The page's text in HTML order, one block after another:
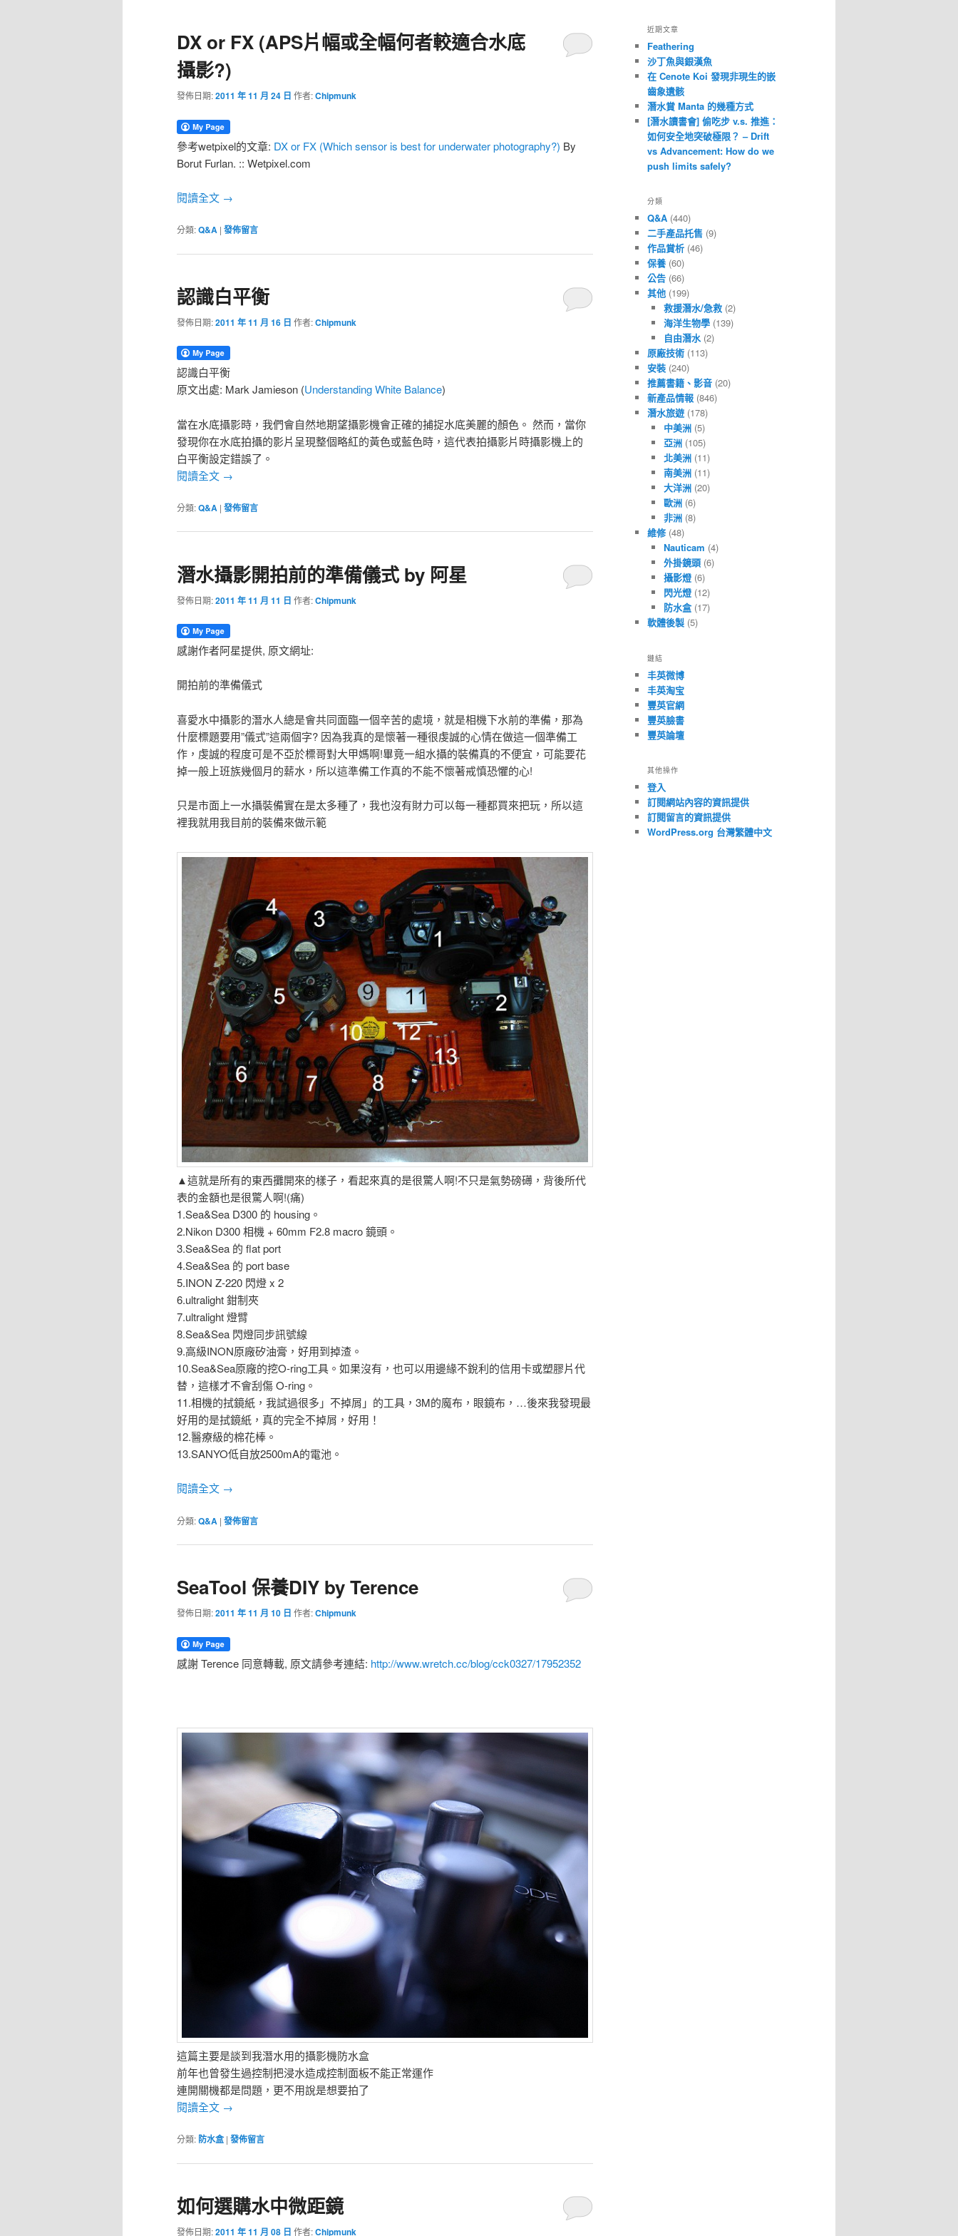
DX or FX (APS片幅或全幅何者較適合水底
攝影?)
發佈日期:2011 年 11 月 24 日 作者:Chipmunk
參考wetpixel的文章: DX or FX (Which sensor is best for underwater photography?) By
Borut Furlan. :: Wetpixel.com
閱讀全文 →
分類:Q&A | 發佈留言
認識白平衡
發佈日期:2011 年 11 月 16 日 作者:Chipmunk
認識白平衡
原文出處: Mark Jamieson (Understanding White Balance)
當在水底攝影時，我們會自然地期望攝影機會正確的捕捉水底美麗的顏色。 然而，當你
發現你在水底拍攝的影片呈現整個略紅的黃色或藍色時，這代表拍攝影片時攝影機上的
白平衡設定錯誤了。
閱讀全文 →
分類:Q&A | 發佈留言
潛水攝影開拍前的準備儀式 by 阿星
發佈日期:2011 年 11 月 11 日 作者:Chipmunk
感謝作者阿星提供, 原文網址:
開拍前的準備儀式
喜愛水中攝影的潛水人總是會共同面臨一個辛苦的處境，就是相機下水前的準備，那為
什麼標題要用”儀式”這兩個字? 因為我真的是懷著一種很虔誠的心情在做這一個準備工
作，虔誠的程度可是不亞於標哥對大甲媽啊!畢竟一組水攝的裝備真的不便宜，可能要花
掉一般上班族幾個月的薪水，所以這準備工作真的不能不懷著戒慎恐懼的心!
只是市面上一水攝裝備實在是太多種了，我也沒有財力可以每一種都買來把玩，所以這
裡我就用我目前的裝備來做示範
▲這就是所有的東西攤開來的樣子，看起來真的是很驚人啊!不只是氣勢磅礡，背後所代
表的金額也是很驚人啊!(痛)
1.Sea&Sea D300 的 housing。
2.Nikon D300 相機 + 60mm F2.8 macro 鏡頭。
3.Sea&Sea 的 flat port
4.Sea&Sea 的 port base
5.INON Z-220 閃燈 x 2
6.ultralight 鉗制夾
7.ultralight 燈臂
8.Sea&Sea 閃燈同步訊號線
9.高級INON原廠矽油膏，好用到掉渣。
10.Sea&Sea原廠的挖O-ring工具。如果沒有，也可以用邊緣不銳利的信用卡或塑膠片代
替，這樣才不會刮傷 O-ring。
11.相機的拭鏡紙，我試過很多」不掉屑」的工具，3M的魔布，眼鏡布，…後來我發現最
好用的是拭鏡紙，真的完全不掉屑，好用！
12.醫療級的棉花棒。
13.SANYO低自放2500mA的電池。
閱讀全文 →
分類:Q&A | 發佈留言
SeaTool 保養DIY by Terence
發佈日期:2011 年 11 月 10 日 作者:Chipmunk
感謝 Terence 同意轉載, 原文請參考連結: http://www.wretch.cc/blog/cck0327/17952352
這篇主要是談到我潛水用的攝影機防水盒
前年也曾發生過控制把浸水造成控制面板不能正常運作
連開關機都是問題，更不用說是想要拍了
閱讀全文 →
分類: 防水盒 | 發佈留言
如何選購水中微距鏡
發佈日期:2011 年 11 月 08 日 作者:Chipmunk
近期文章
Feathering
沙丁魚與銀漢魚
在 Cenote Koi 發現非現生的嵌
齒象遺骸
潛水賞 Manta 的幾種方式
[潛水讀書會] 偷吃步 v.s. 推進：
如何安全地突破極限？ – Drift
vs Advancement: How do we
push limits safely?
分類
Q&A (440)
二手產品托售 (9)
作品賞析 (46)
保養 (60)
公告 (66)
其他 (199)
救援潛水/急救(2)
海洋生物學(139)
自由潛水(2)
原廠技術 (113)
安裝 (240)
推薦書籍、影音 (20)
新產品情報 (846)
潛水旅遊 (178)
中美洲(5)
亞洲(105)
北美洲(11)
南美洲(11)
大洋洲(20)
歐洲(6)
非洲(8)
維修(48)
Nauticam (4)
外掛鏡頭(6)
攝影燈(6)
閃光燈(12)
防水盒(17)
軟體後製 (5)
鏈結
丰英微博
丰英淘宝
豐英官網
豐英臉書
豐英論壇
其他操作
登入
訂閱網站內容的資訊提供
訂閱留言的資訊提供
WordPress.org 台灣繁體中文